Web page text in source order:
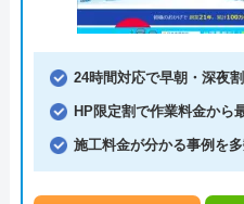
24時間対応で早朝・深夜
HP限定割で作業料金から
施工料金が分かる事例を